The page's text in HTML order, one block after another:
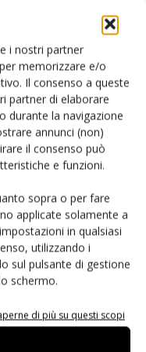
i nostri partner
memorizzare e/o
Il consenso a queste
partner di elaborare
durante la navigazione
annunci (non)
il consenso può
e funzioni.
sopra o per fare
applicate solamente a
in qualsiasi
utilizzando i
sul pulsante di gestione
schermo.
di più su questi scopi
tra localismo e
e può rivoluzionare la
serve per la raccolta
in Italia al 27 luglio